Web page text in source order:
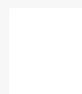
kapayapaan at
samahan ka ng